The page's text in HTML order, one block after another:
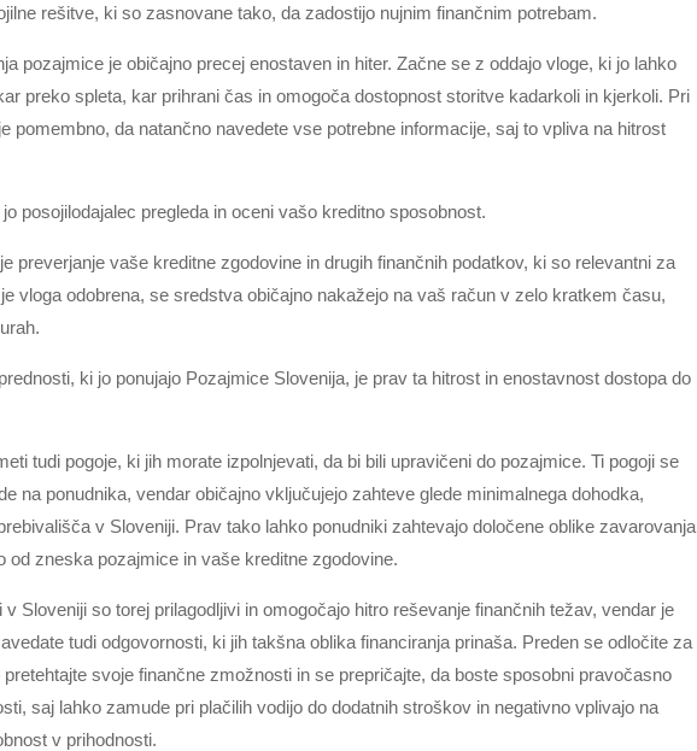
rešitve, ki so zasnovane tako, da zadostijo nujnim finančnim potrebam.
pozajmice je običajno precej enostaven in hiter. Začne se z oddajo vloge, ki jo lahko
preko spleta, kar prihrani čas in omogoča dostopnost storitve kadarkoli in kjerkoli. Pri
pomembno, da natančno navedete vse potrebne informacije, saj to vpliva na hitrost
posojilodajalec pregleda in oceni vašo kreditno sposobnost.
preverjanje vaše kreditne zgodovine in drugih finančnih podatkov, ki so relevantni za
vloga odobrena, se sredstva običajno nakažejo na vaš račun v zelo kratkem času,
ki jo ponujajo Pozajmice Slovenija, je prav ta hitrost in enostavnost dostopa do
tudi pogoje, ki jih morate izpolnjevati, da bi bili upravičeni do pozajmice. Ti pogoji se
na ponudnika, vendar običajno vključujejo zahteve glede minimalnega dohodka,
v Sloveniji. Prav tako lahko ponudniki zahtevajo določene oblike zavarovanja
od zneska pozajmice in vaše kreditne zgodovine.
v Sloveniji so torej prilagodljivi in omogočajo hitro reševanje finančnih težav, vendar je
tudi odgovornosti, ki jih takšna oblika financiranja prinaša. Preden se odločite za
svoje finančne zmožnosti in se prepričajte, da boste sposobni pravočasno
saj lahko zamude pri plačilih vodijo do dodatnih stroškov in negativno vplivajo na
v prihodnosti.